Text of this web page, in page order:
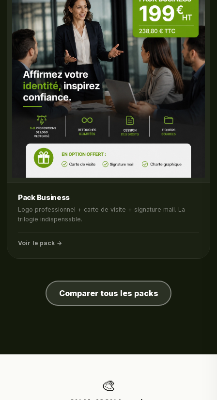
Pack Business
Logo professionnel + carte de visite + signature mail. La
trilogie indispensable.
Voir le pack →
Comparer tous les packs
🎨